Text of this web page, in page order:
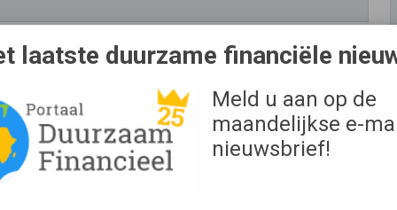
edge toolkit for trustees and
is
on how
in
laatste duurzame financiële
Meld u aan op de
maandelijkse e-
nieuwsbrief!